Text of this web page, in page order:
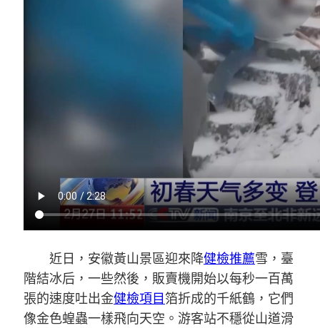
近日，安徽黃山景區迎來降健檢推薦雪，臺
階結冰后，一些然後，販賣機開始以每秒一百萬
張的速度吐出金健檢項目 箔折成的千紙鶴，它們
像金色蝗蟲一樣飛向天空。游客站不穩從山道滑